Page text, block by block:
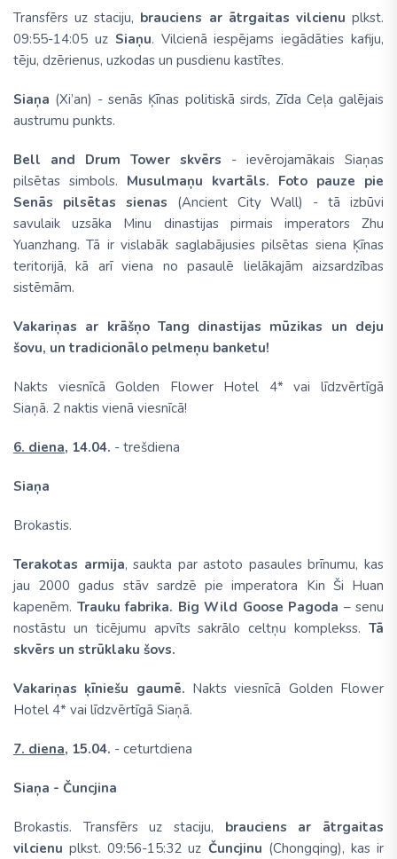
Transfērs uz staciju, brauciens ar ātrgaitas vilcienu plkst.
09:55-14:05 uz Siaņu. Vilcienā iespējams iegādāties kafiju,
tēju, dzērienus, uzkodas un pusdienu kastītes.
Siaņa (Xi’an) - senās Ķīnas politiskā sirds, Zīda Ceļa galējais
austrumu punkts.
Bell and Drum Tower skvērs
- ievērojamākais Siaņas
pilsētas simbols. Musulmaņu kvartāls. Foto pauze pie
Senās pilsētas sienas
(Ancient City Wall) - tā izbūvi
savulaik uzsāka Minu dinastijas pirmais imperators Zhu
Yuanzhang. Tā ir vislabāk saglabājusies pilsētas siena Ķīnas
teritorijā, kā arī viena no pasaulē lielākajām aizsardzības
sistēmām.
Vakariņas ar krāšņo Tang dinastijas mūzikas un deju
šovu, un tradicionālo pelmeņu banketu!
Nakts viesnīcā Golden Flower Hotel 4* vai līdzvērtīgā
Siaņā. 2 naktis vienā viesnīcā!
6. diena, 14.04. - trešdiena
Siaņa
Brokastis.
Terakotas armija, saukta par astoto pasaules brīnumu, kas
jau 2000 gadus stāv sardzē pie imperatora Kin Ši Huan
kapenēm. Trauku fabrika. Big Wild Goose Pagoda – senu
nostāstu un ticējumu apvīts sakrālo celtņu komplekss. Tā
skvērs un strūklaku šovs.
Vakariņas ķīniešu gaumē. Nakts viesnīcā Golden Flower
Hotel 4* vai līdzvērtīgā Siaņā.
7. diena, 15.04. - ceturtdiena
Siaņa - Čuncjina
Brokastis. Transfērs uz staciju,
brauciens ar ātrgaitas
vilcienu plkst. 09:56-15:32 uz Čuncjinu (Chongqing), kas ir